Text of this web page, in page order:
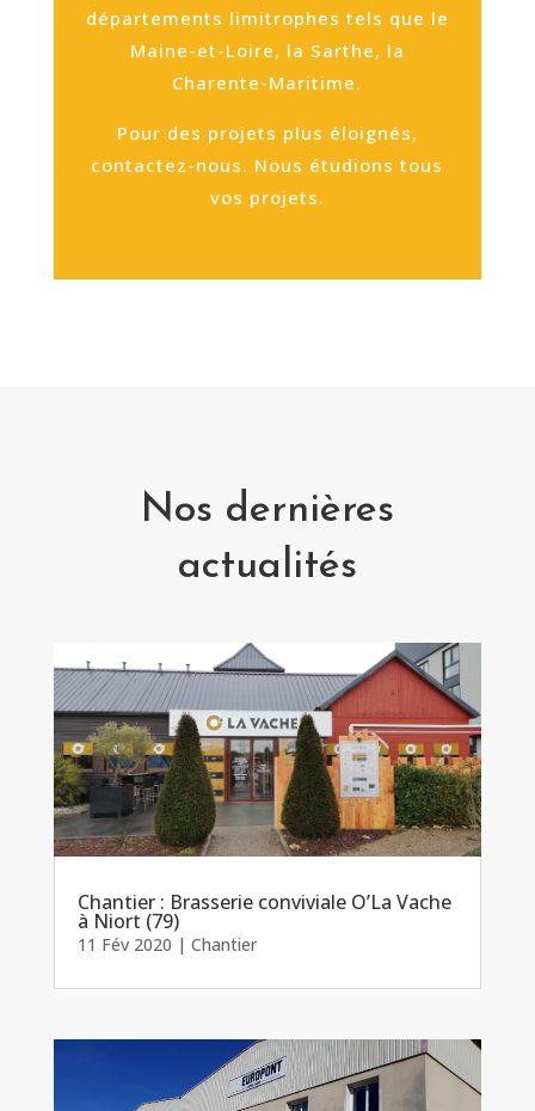
départements limitrophes tels que le
Maine-et-Loire, la Sarthe, la
Charente-Maritime.
Pour des projets plus éloignés,
contactez-nous. Nous étudions tous
vos projets.
Nos dernières
actualités
Chantier : Brasserie conviviale O’La Vache
à Niort (79)
11 Fév 2020 | Chantier